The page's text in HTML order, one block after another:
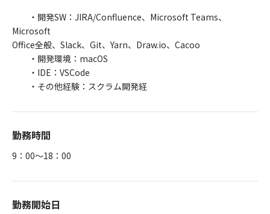
・開発SW：JIRA/Confluence、Microsoft Teams、
Microsoft
Office全般、Slack、Git、Yarn、Draw.io、Cacoo
・開発環境：macOS
・IDE：VSCode
・その他経験：スクラム開発経
勤務時間
9：00～18：00
勤務開始日